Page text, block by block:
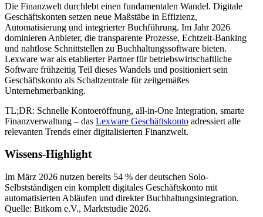
Die Finanzwelt durchlebt einen fundamentalen Wandel. Digitale
Geschäftskonten setzen neue Maßstäbe in Effizienz,
Automatisierung und integrierter Buchführung. Im Jahr 2026
dominieren Anbieter, die transparente Prozesse, Echtzeit-Banking
und nahtlose Schnittstellen zu Buchhaltungssoftware bieten.
Lexware war als etablierter Partner für betriebswirtschaftliche
Software frühzeitig Teil dieses Wandels und positioniert sein
Geschäftskonto als Schaltzentrale für zeitgemäßes
Unternehmerbanking.
TL;DR: Schnelle Kontoeröffnung, all-in-One Integration, smarte
Finanzverwaltung – das Lexware Geschäftskonto adressiert alle
relevanten Trends einer digitalisierten Finanzwelt.
Wissens-Highlight
Im März 2026 nutzen bereits 54 % der deutschen Solo-
Selbstständigen ein komplett digitales Geschäftskonto mit
automatisierten Abläufen und direkter Buchhaltungsintegration.
Quelle: Bitkom e.V., Marktstudie 2026.